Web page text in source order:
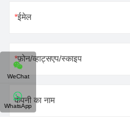
ईमेल
फ़ोन/व्हाट्सएप/स्काइप
कंपनी का नाम
WeChat
WhatsApp